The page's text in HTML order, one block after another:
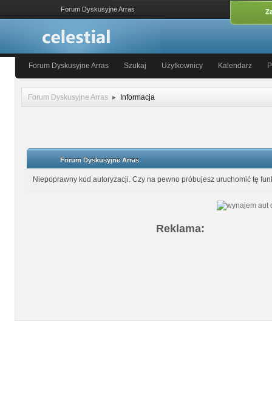
Forum Dyskusyjne Arras
Forum Dyskusyjne Arras Szukaj Użytkownicy Kalendarz
Forum Dyskusyjne Arras Informacja
Forum Dyskusyjne Arras
Niepoprawny kod autoryzacji. Czy na pewno próbujesz uruchomić tę
Reklama: